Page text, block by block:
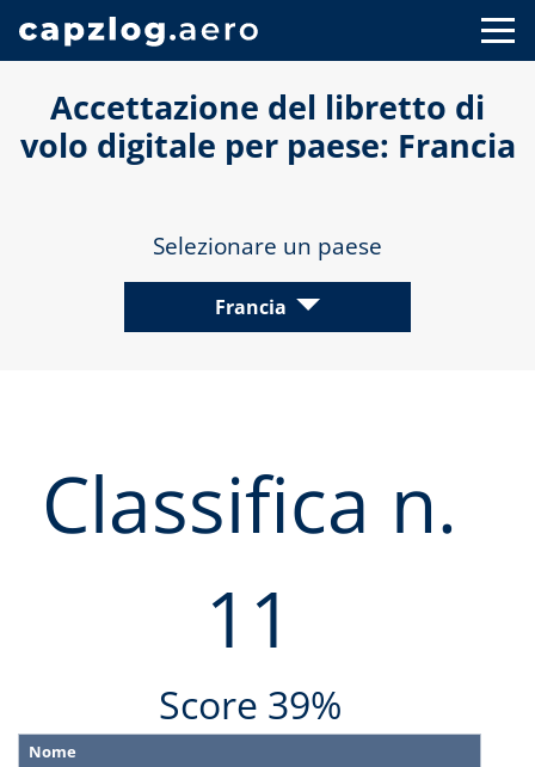
Accettazione del libretto di
volo digitale per paese: Francia
Selezionare un paese
Francia
Classifica n.
11
Score 39%
Nome